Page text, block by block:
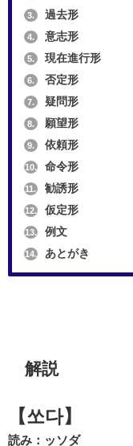
3. 過去形
4. 意志形
5. 現在進行形
6. 否定形
7. 疑問形
8. 願望形
9. 依頼形
10. 命令形
11. 勧誘形
12. 仮定形
13. 例文
14. あとがき
解説
【쏘다】
読み：ッソダ